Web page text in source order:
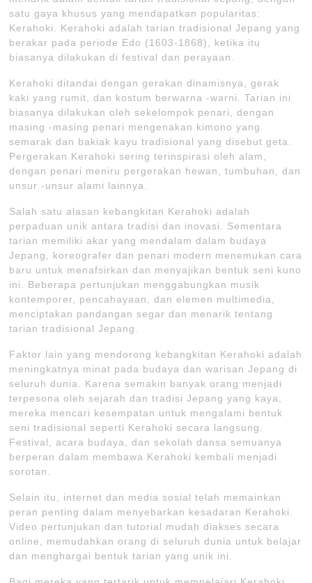
satu gaya khusus yang mendapatkan popularitas:
Kerahoki. Kerahoki adalah tarian tradisional Jepang yang
berakar pada periode Edo (1603-1868), ketika itu
biasanya dilakukan di festival dan perayaan.
Kerahoki ditandai dengan gerakan dinamisnya, gerak
kaki yang rumit, dan kostum berwarna -warni. Tarian ini
biasanya dilakukan oleh sekelompok penari, dengan
masing -masing penari mengenakan kimono yang
semarak dan bakiak kayu tradisional yang disebut geta.
Pergerakan Kerahoki sering terinspirasi oleh alam,
dengan penari meniru pergerakan hewan, tumbuhan, dan
unsur -unsur alami lainnya.
Salah satu alasan kebangkitan Kerahoki adalah
perpaduan unik antara tradisi dan inovasi. Sementara
tarian memiliki akar yang mendalam dalam budaya
Jepang, koreografer dan penari modern menemukan cara
baru untuk menafsirkan dan menyajikan bentuk seni kuno
ini. Beberapa pertunjukan menggabungkan musik
kontemporer, pencahayaan, dan elemen multimedia,
menciptakan pandangan segar dan menarik tentang
tarian tradisional Jepang.
Faktor lain yang mendorong kebangkitan Kerahoki adalah
meningkatnya minat pada budaya dan warisan Jepang di
seluruh dunia. Karena semakin banyak orang menjadi
terpesona oleh sejarah dan tradisi Jepang yang kaya,
mereka mencari kesempatan untuk mengalami bentuk
seni tradisional seperti Kerahoki secara langsung.
Festival, acara budaya, dan sekolah dansa semuanya
berperan dalam membawa Kerahoki kembali menjadi
sorotan.
Selain itu, internet dan media sosial telah memainkan
peran penting dalam menyebarkan kesadaran Kerahoki.
Video pertunjukan dan tutorial mudah diakses secara
online, memudahkan orang di seluruh dunia untuk belajar
dan menghargai bentuk tarian yang unik ini.